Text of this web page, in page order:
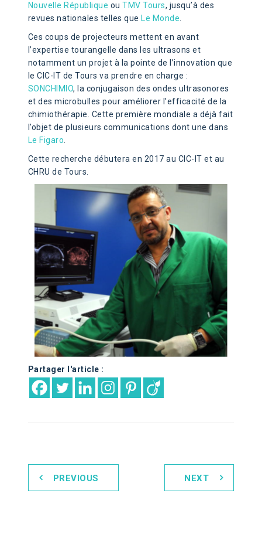
Nouvelle République ouTMV Tours, jusqu’à des
revues nationales telles que Le Monde.
Ces coups de projecteurs mettent en avant
l’expertise tourangelle dans les ultrasons et
notamment un projet à la pointe de l’innovation que
le CIC-IT de Tours va prendre en charge :
SONCHIMIO, la conjugaison des ondes ultrasonores
et des microbulles pour améliorer l’efficacité de la
chimiothérapie. Cette première mondiale a déjà fait
l’objet de plusieurs communications dont une dans
Le Figaro.
Cette recherche débutera en 2017 au CIC-IT et au
CHRU de Tours.
Partager l'article :
PREVIOUS NEXT